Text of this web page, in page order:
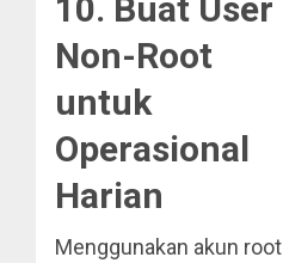
10. Buat User
Non-Root
untuk
Operasional
Harian
Menggunakan akun root